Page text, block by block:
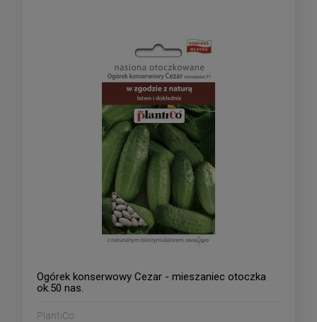
Ogórek konserwowy Cezar - mieszaniec otoczka
ok.50 nas.
PlantiCo